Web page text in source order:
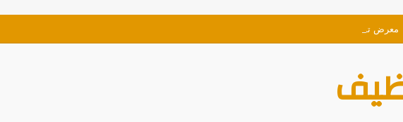
معرض توظيف افتراضي حصري للمعلمين والقيادات لمدارس (MOE) في الإمارات